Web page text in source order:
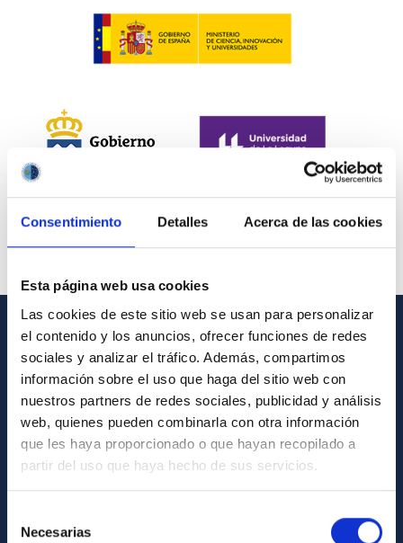
Consentimiento Detalles Acerca de las cookies
Esta página web usa cookies
Las cookies de este sitio web se usan para personalizar
el contenido y los anuncios, ofrecer funciones de redes
sociales y analizar el tráfico. Además, compartimos
información sobre el uso que haga del sitio web con
nuestros partners de redes sociales, publicidad y análisis
web, quienes pueden combinarla con otra información
que les haya proporcionado o que hayan recopilado a
partir del uso que haya hecho de sus servicios.
Necesarias
INFORMACIÓN GENERAL
Contacto
Cómo llegar al IAC
Directorio de personal
Biblioteca